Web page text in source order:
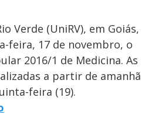
Verde (UniRV), em Goiás,
feira, 17 de novembro, o
2016/1 de Medicina. As
a partir de amanhã
feira (19).